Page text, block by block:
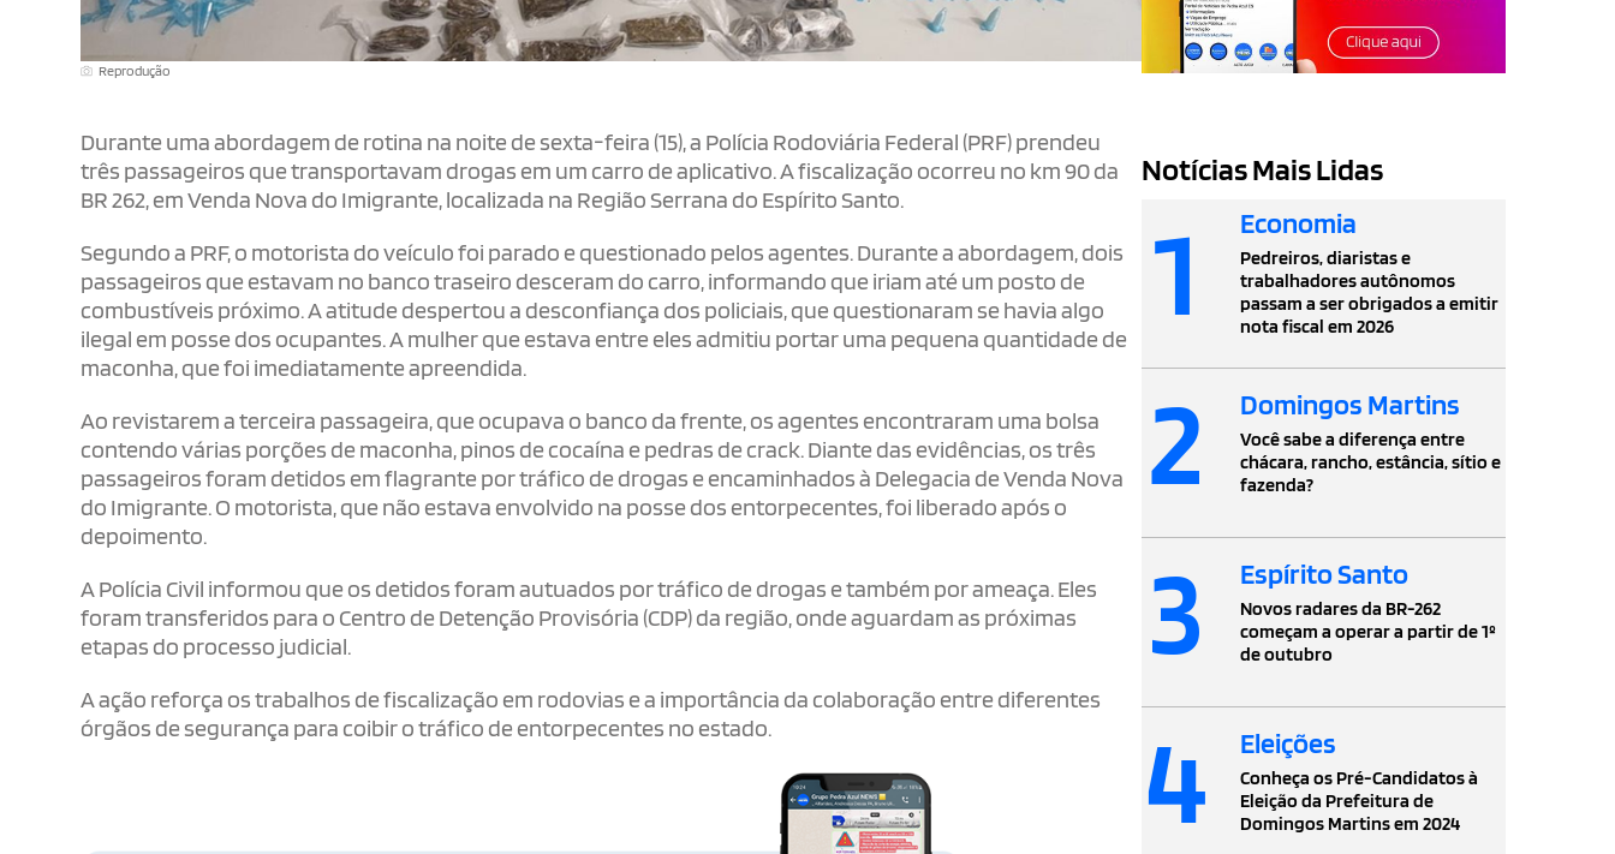
Reprodução
Durante uma abordagem de rotina na noite de sexta-feira (15), a Polícia Rodoviária Federal (PRF) prendeu
três passageiros que transportavam drogas em um carro de aplicativo. A fiscalização ocorreu no km 90 da
BR 262, em Venda Nova do Imigrante, localizada na Região Serrana do Espírito Santo.
Segundo a PRF, o motorista do veículo foi parado e questionado pelos agentes. Durante a abordagem, dois
passageiros que estavam no banco traseiro desceram do carro, informando que iriam até um posto de
combustíveis próximo. A atitude despertou a desconfiança dos policiais, que questionaram se havia algo
ilegal em posse dos ocupantes. A mulher que estava entre eles admitiu portar uma pequena quantidade de
maconha, que foi imediatamente apreendida.
Ao revistarem a terceira passageira, que ocupava o banco da frente, os agentes encontraram uma bolsa
contendo várias porções de maconha, pinos de cocaína e pedras de crack. Diante das evidências, os três
passageiros foram detidos em flagrante por tráfico de drogas e encaminhados à Delegacia de Venda Nova
do Imigrante. O motorista, que não estava envolvido na posse dos entorpecentes, foi liberado após o
depoimento.
A Polícia Civil informou que os detidos foram autuados por tráfico de drogas e também por ameaça. Eles
foram transferidos para o Centro de Detenção Provisória (CDP) da região, onde aguardam as próximas
etapas do processo judicial.
A ação reforça os trabalhos de fiscalização em rodovias e a importância da colaboração entre diferentes
órgãos de segurança para coibir o tráfico de entorpecentes no estado.
Notícias Mais Lidas
1 Economia
Pedreiros, diaristas e
trabalhadores autônomos
passam a ser obrigados a emitir
nota fiscal em 2026
2 Domingos Martins
Você sabe a diferença entre
chácara, rancho, estância, sítio e
fazenda?
3 Espírito Santo
Novos radares da BR-262
começam a operar a partir de 1º
de outubro
4 Eleições
Conheça os Pré-Candidatos à
Eleição da Prefeitura de
Domingos Martins em 2024